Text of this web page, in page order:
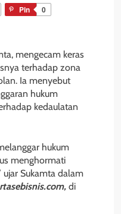
Pin
0
mengecam keras
terhadap zona
Ia menyebut
hukum
kedaulatan
hukum
menghormati
ujar Sukamta dalam
di